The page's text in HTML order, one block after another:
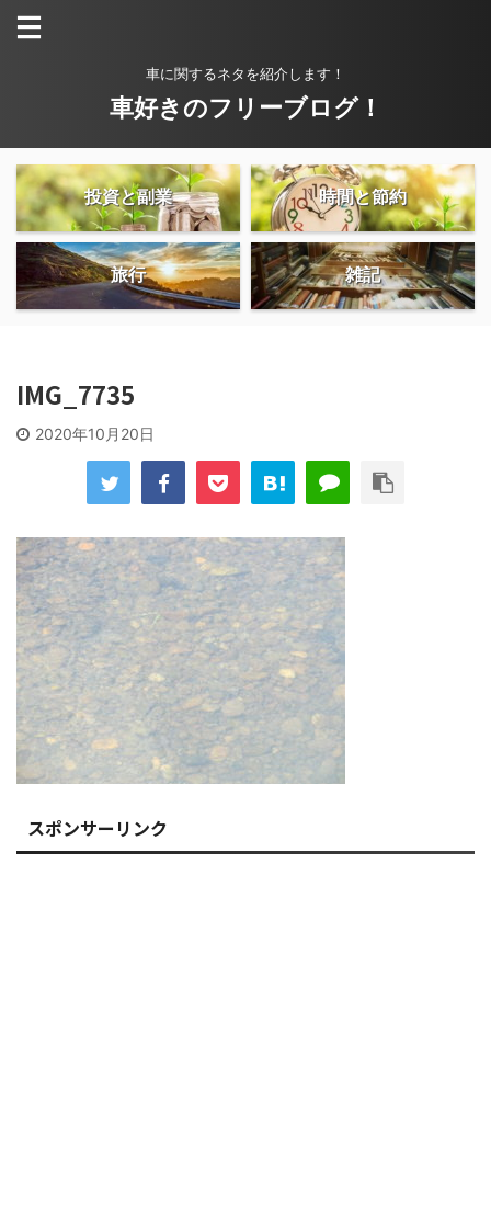
車に関するネタを紹介します！
車好きのフリーブログ！
投資と副業 時間と節約
旅行 雑記
IMG_7735
2020年10月20日
スポンサーリンク